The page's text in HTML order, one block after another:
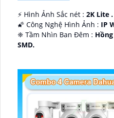
️⚡ Hình Ảnh Sắc nét : 2K Lite .
🌠 Công Nghệ Hình Ảnh : IP
❈ Tầm Nhìn Ban Đêm :
SMD.